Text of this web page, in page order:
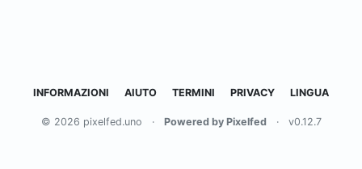
INFORMAZIONI AIUTO TERMINI PRIVACY LINGUA
© 2026 pixelfed.uno · Powered by Pixelfed · v0.12.7